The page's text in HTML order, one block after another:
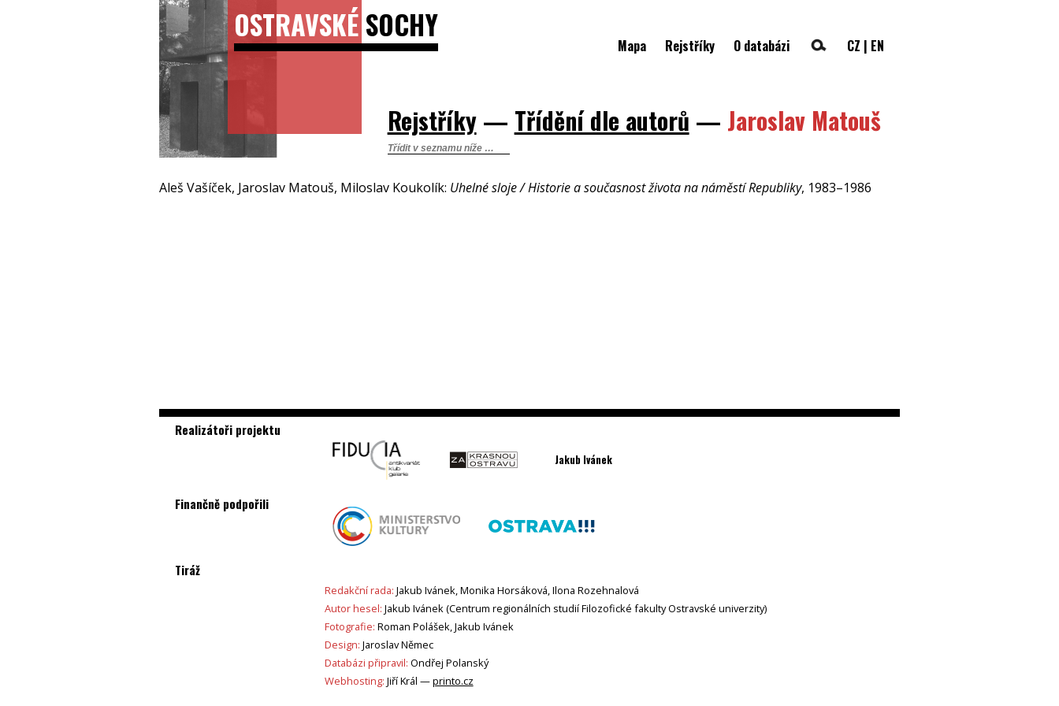
OSTRAVSKÉSOCHY
Mapa Rejstříky O databázi CZ | EN
Rejstříky— Třídění dle autorů — Jaroslav Matouš
Aleš Vašíček, Jaroslav Matouš, Miloslav Koukolík: Uhelné sloje / Historie a současnost života na náměstí Republiky, 1983–1986
Realizátoři projektu
Jakub Ivánek
Finančně podpořili
Tiráž
Redakční rada: Jakub Ivánek, Monika Horsáková, Ilona Rozehnalová
Autor hesel: Jakub Ivánek (Centrum regionálních studií Filozofické fakulty Ostravské univerzity)
Fotografie: Roman Polášek, Jakub Ivánek
Design: Jaroslav Němec
Databázi připravil: Ondřej Polanský
Webhosting: Jiří Král —printo.cz